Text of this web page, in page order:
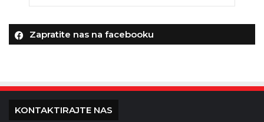
Zapratite nas na facebooku
KONTAKTIRAJTE NAS